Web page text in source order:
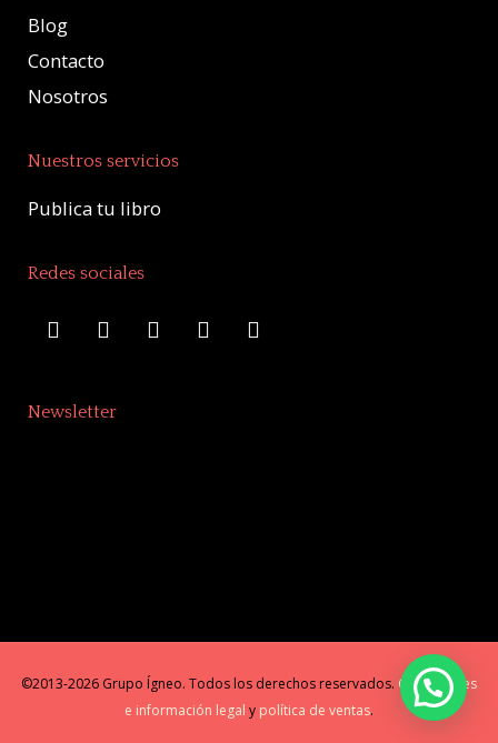
Blog
Contacto
Nosotros
Nuestros servicios
Publica tu libro
Redes sociales
Newsletter
©2013-2026 Grupo Ígneo. Todos los derechos reservados. Condiciones
e información legal y política de ventas.